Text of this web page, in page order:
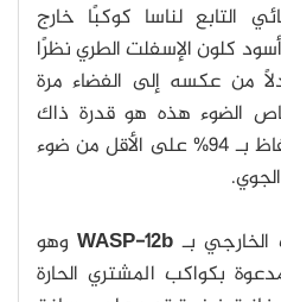
التابع لناسا كوكبًا خارج
كلون الإسفلت الطري نظرًا
من عكسه إلى الفضاء مرة
الضوء هذه هو قدرة ذاك
الكوكب الخاصة على الاحتفاظ بـ 94% على الأقل من ضوء
بـWASP-12b
وهو
بكواكب المشتري الحارة